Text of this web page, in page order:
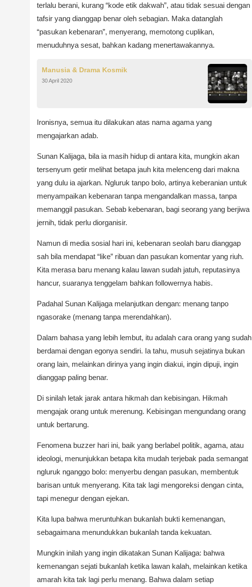
terlalu berani, kurang “kode etik dakwah”, atau tidak sesuai dengan
tafsir yang dianggap benar oleh sebagian. Maka datanglah
“pasukan kebenaran”, menyerang, memotong cuplikan,
menuduhnya sesat, bahkan kadang menertawakannya.
Manusia & Drama Kosmik
30 April 2020
Ironisnya, semua itu dilakukan atas nama agama yang
mengajarkan adab.
Sunan Kalijaga, bila ia masih hidup di antara kita, mungkin akan
tersenyum getir melihat betapa jauh kita melenceng dari makna
yang dulu ia ajarkan. Ngluruk tanpo bolo, artinya keberanian untuk
menyampaikan kebenaran tanpa mengandalkan massa, tanpa
memanggil pasukan. Sebab kebenaran, bagi seorang yang berjiwa
jernih, tidak perlu diorganisir.
Namun di media sosial hari ini, kebenaran seolah baru dianggap
sah bila mendapat “like” ribuan dan pasukan komentar yang riuh.
Kita merasa baru menang kalau lawan sudah jatuh, reputasinya
hancur, suaranya tenggelam bahkan followernya habis.
Padahal Sunan Kalijaga melanjutkan dengan: menang tanpo
ngasorake (menang tanpa merendahkan).
Dalam bahasa yang lebih lembut, itu adalah cara orang yang sudah
berdamai dengan egonya sendiri. Ia tahu, musuh sejatinya bukan
orang lain, melainkan dirinya yang ingin diakui, ingin dipuji, ingin
dianggap paling benar.
Di sinilah letak jarak antara hikmah dan kebisingan. Hikmah
mengajak orang untuk merenung. Kebisingan mengundang orang
untuk bertarung.
Fenomena buzzer hari ini, baik yang berlabel politik, agama, atau
ideologi, menunjukkan betapa kita mudah terjebak pada semangat
ngluruk nganggo bolo: menyerbu dengan pasukan, membentuk
barisan untuk menyerang. Kita tak lagi mengoreksi dengan cinta,
tapi menegur dengan ejekan.
Kita lupa bahwa meruntuhkan bukanlah bukti kemenangan,
sebagaimana menundukkan bukanlah tanda kekuatan.
Mungkin inilah yang ingin dikatakan Sunan Kalijaga: bahwa
kemenangan sejati bukanlah ketika lawan kalah, melainkan ketika
amarah kita tak lagi perlu menang. Bahwa dalam setiap